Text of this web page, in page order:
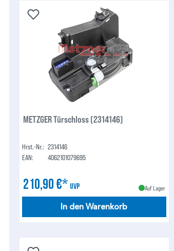
METZGER Türschloss (2314146)
Hrst.-Nr.: 2314146
EAN:
4062101079695
210,90 €* UVP Auf Lager
In den Warenkorb